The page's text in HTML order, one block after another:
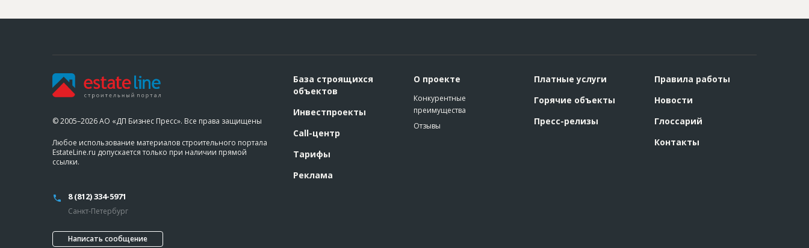
© 2005–2026 АО «ДП Бизнес Пресс». Все права защищены
Любое использование материалов строительного портала
EstateLine.ru допускается только при наличии прямой
ссылки.
8 (812) 334-5971
Санкт-Петербург
Написать сообщение
База строящихся
объектов
Инвестпроекты
Call-центр
Тарифы
Реклама
О проекте
Конкурентные
преимущества
Отзывы
Платные услуги
Горячие объекты
Пресс-релизы
Правила работы
Новости
Глоссарий
Контакты